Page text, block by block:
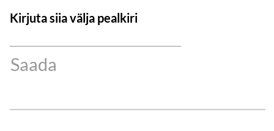
Kirjuta siia välja pealkiri